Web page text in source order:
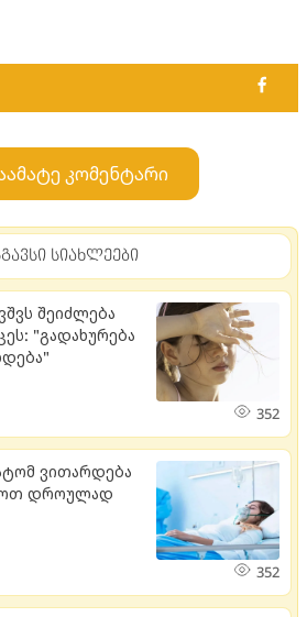
კომენტარი
სიახლეები
შეიძლება
"გადახურება
352
ვითარდება
დროულად
352